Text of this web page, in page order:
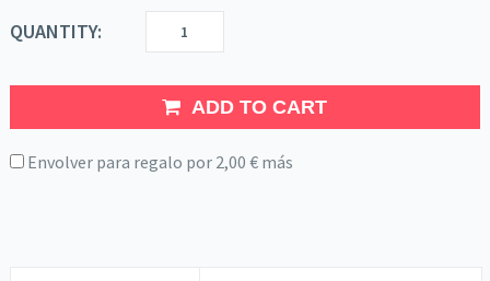
QUANTITY:
ADD TO CART
Envolver para regalo por 2,00 €más